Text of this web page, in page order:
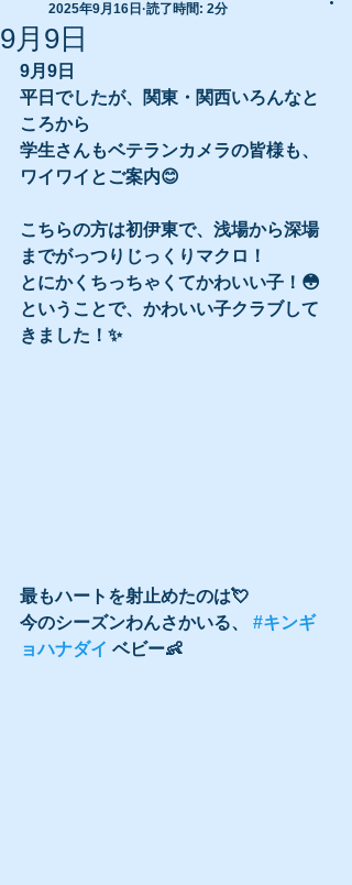
9月9日
2025年9月16日 読了時間: 2分
9月9日
平日でしたが、関東・関西いろんなと
ころから
学生さんもベテランカメラの皆様も、
ワイワイとご案内😊
こちらの方は初伊東で、浅場から深場
までがっつりじっくりマクロ！
とにかくちっちゃくてかわいい子！😳
ということで、かわいい子クラブして
きました！✨
最もハートを射止めたのは💘
今のシーズンわんさかいる、 #キンギ
ョハナダイ ベビー👶